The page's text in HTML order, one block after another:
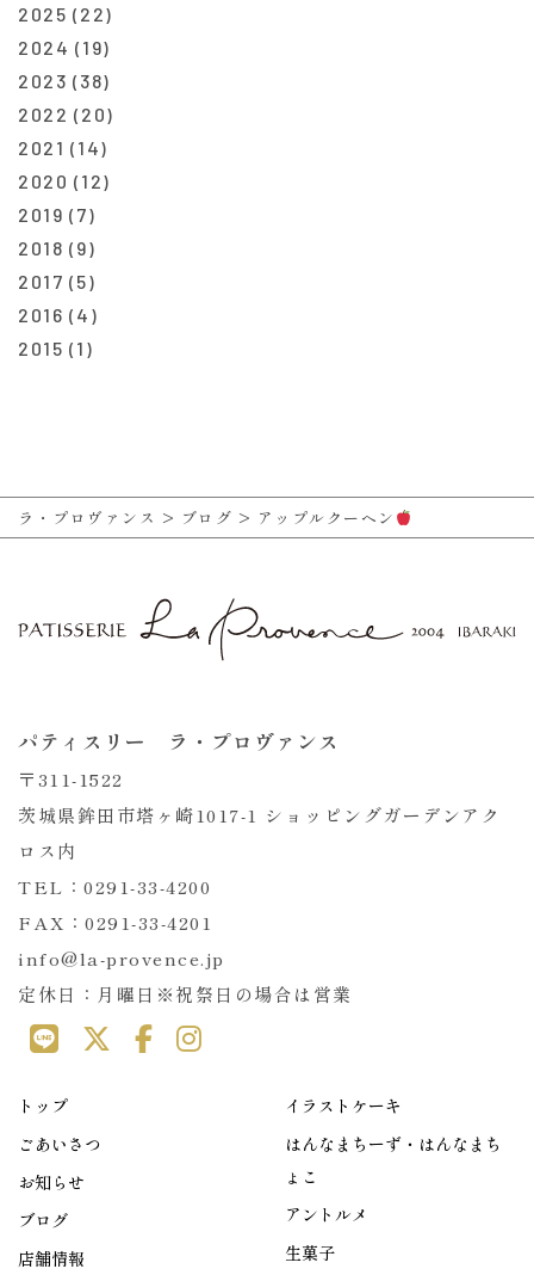
2025 (22)
2024 (19)
2023 (38)
2022 (20)
2021 (14)
2020 (12)
2019 (7)
2018 (9)
2017 (5)
2016 (4)
2015 (1)
ラ・プロヴァンス > ブログ > アップルクーヘン
パティスリー ラ・プロヴァンス
〒311-1522
茨城県鉾田市塔ヶ崎1017-1 ショッピングガーデンアク
ロス内
TEL：0291-33-4200
FAX：0291-33-4201
info@la-provence.jp
定休日：月曜日※祝祭日の場合は営業
トップ
ごあいさつ
お知らせ
ブログ
店舗情報
イラストケーキ
はんなまちーず・はんなまち
ょこ
アントルメ
生菓子